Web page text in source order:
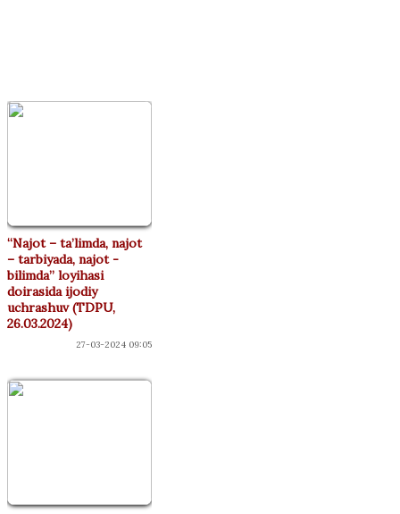
“Najot – ta’limda, najot
– tarbiyada, najot -
bilimda” loyihasi
doirasida ijodiy
uchrashuv (TDPU,
26.03.2024)
27-03-2024 09:05